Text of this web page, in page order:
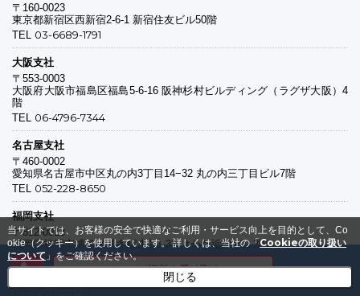
メールで資料を受け取る
〒160-0023
東京都新宿区西新宿2-6-1 新宿住友ビル50階
TEL 03-6689-1791
大阪支社
〒553-0003
大阪府大阪市福島区福島5-6-16 阪神杉村ビルディング（ラグザ大阪）4
階
TEL 06-4796-7344
名古屋支社
〒460-0002
愛知県名古屋市中区丸の内3丁目14−32 丸の内三丁目ビル7階
TEL 052-228-8650
福岡支社
〒812-0013
福岡県福岡市博多区博多駅東1-1-33 はかた近代ビル2階
TEL092-412-4322
おすすめサービス
当サイトでは、お客様の安全で快適なご利用・サービス向上を目的として、Co
okie（クッキー）を使用しています。詳しくは、当社の「Cookieの取り扱い
について 」をご確認ください。
閉じる